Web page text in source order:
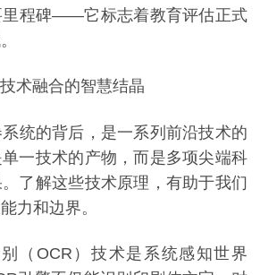
里程碑——它标志着教育评估正式
融合的智慧结晶
的背后，是一系列前沿技术的
一技术的产物，而是多项尖端科
了解这些技术原理，有助于我们
力和边界。
OCR）技术是系统感知世界